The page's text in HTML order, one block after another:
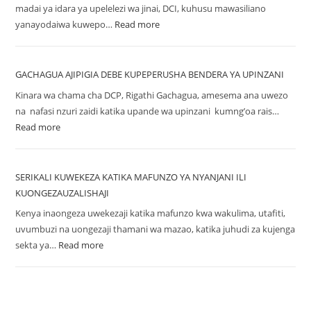
madai ya idara ya upelelezi wa jinai, DCI, kuhusu mawasiliano
yanayodaiwa kuwepo… Read more
GACHAGUA AJIPIGIA DEBE KUPEPERUSHA BENDERA YA UPINZANI
Kinara wa chama cha DCP, Rigathi Gachagua, amesema ana uwezo
na nafasi nzuri zaidi katika upande wa upinzani kumng’oa rais…
Read more
SERIKALI KUWEKEZA KATIKA MAFUNZO YA NYANJANI ILI
KUONGEZAUZALISHAJI
Kenya inaongeza uwekezaji katika mafunzo kwa wakulima, utafiti,
uvumbuzi na uongezaji thamani wa mazao, katika juhudi za kujenga
sekta ya… Read more